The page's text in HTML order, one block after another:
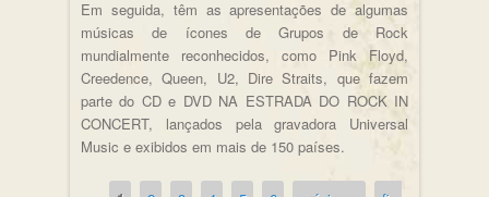
Em seguida, têm as apresentações de algumas
músicas de ícones de Grupos de Rock
mundialmente reconhecidos, como Pink Floyd,
Creedence, Queen, U2, Dire Straits, que fazem
parte do CD e DVD NA ESTRADA DO ROCK IN
CONCERT, lançados pela gravadora Universal
Music e exibidos em mais de 150 países.